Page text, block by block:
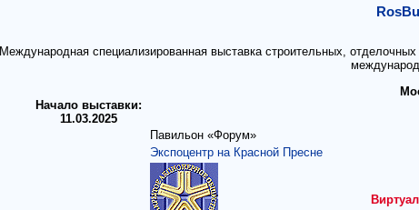
Международная специализированная выставка строительных,
Начало выставки:
11.03.2025
Павильон «Форум»
Экспоцентр на Красной Пресне